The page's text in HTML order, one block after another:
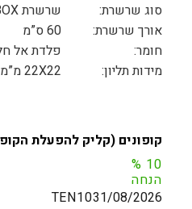
סוג שרשרת:
אורך שרשרת:
חומר:
מידות תליון:
שרשרת BOX
60 ס”מ
פלדת אל
22X22 מ”מ
קופונים (קליק להפעלת
10
%
הנחה
TEN1031/08/2026